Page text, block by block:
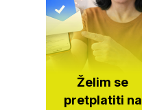
Želim se
pretplatiti na